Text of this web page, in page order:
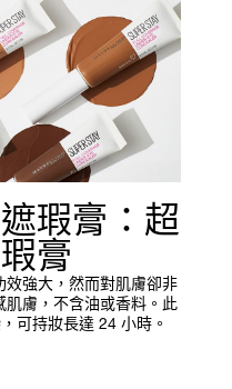
瑕膏：超
膏
強大，然而對肌膚卻非
肌膚，不含油或香料。此
可持妝長達 24 小時。